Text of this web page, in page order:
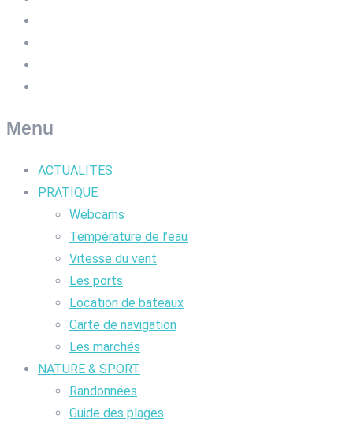
Menu
ACTUALITES
PRATIQUE
Webcams
Température de l’eau
Vitesse du vent
Les ports
Location de bateaux
Carte de navigation
Les marchés
NATURE & SPORT
Randonnées
Guide des plages